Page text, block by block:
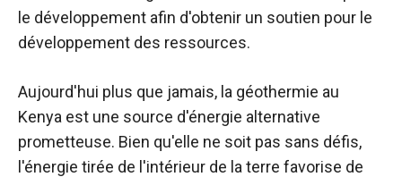
le développement afin d'obtenir un soutien pour le
développement des ressources.
Aujourd'hui plus que jamais, la géothermie au
Kenya est une source d'énergie alternative
prometteuse. Bien qu'elle ne soit pas sans défis,
l'énergie tirée de l'intérieur de la terre favorise de